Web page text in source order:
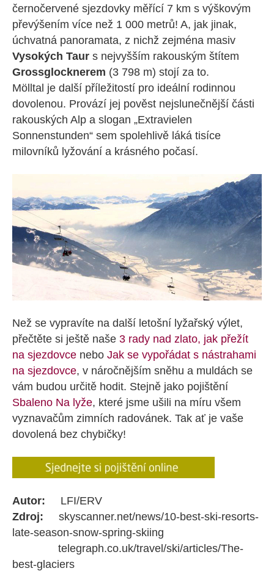
černočervené sjezdovky měřící 7 km s výškovým
převýšením více než 1 000 metrů! A, jak jinak,
úchvatná panoramata, z nichž zejména masiv
Vysokých Taur s nejvyšším rakouským štítem
Grossglocknerem (3 798 m) stojí za to.
Mölltal je další příležitostí pro ideální rodinnou
dovolenou. Provází jej pověst nejslunečnější části
rakouských Alp a slogan „Extravielen
Sonnenstunden“ sem spolehlivě láká tisíce
milovníků lyžování a krásného počasí.
Než se vypravíte na další letošní lyžařský výlet,
přečtěte si ještě naše 3 rady nad zlato, jak přežít
na sjezdovce nebo Jak se vypořádat s nástrahami
na sjezdovce, v náročnějším sněhu a muldách se
vám budou určitě hodit. Stejně jako pojištění
Sbaleno Na lyže, které jsme ušili na míru všem
vyznavačům zimních radovánek. Tak ať je vaše
dovolená bez chybičky!
Autor: LFI/ERV
Zdroj: skyscanner.net/news/10-best-ski-resorts-
late-season-snow-spring-skiing
telegraph.co.uk/travel/ski/articles/The-
best-glaciers